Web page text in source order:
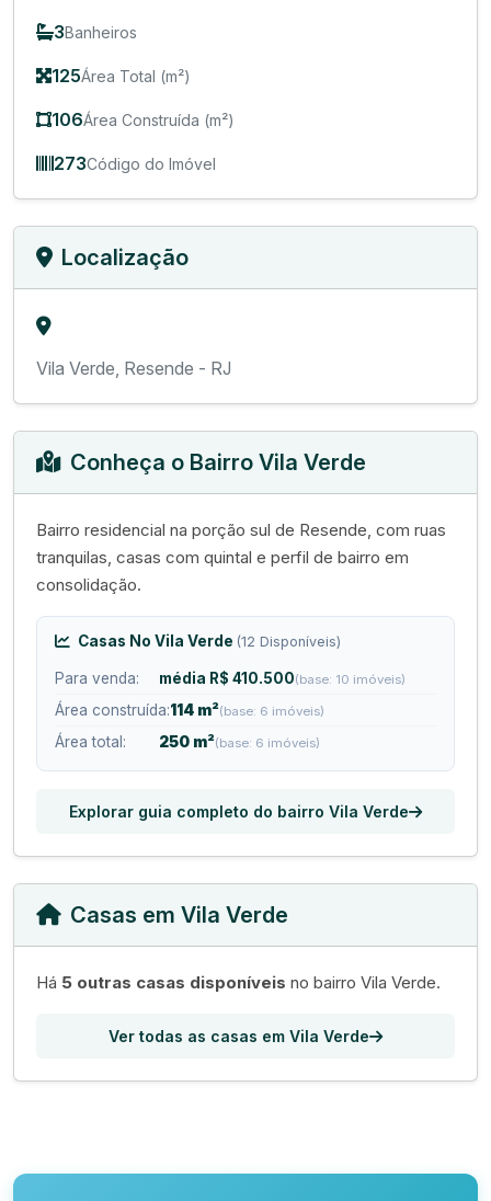
3Banheiros
125Área Total (m²)
106Área Construída (m²)
273Código do Imóvel
Localização
Vila Verde, Resende - RJ
Conheça o Bairro Vila Verde
Bairro residencial na porção sul de Resende, com ruas
tranquilas, casas com quintal e perfil de bairro em
consolidação.
Casas No Vila Verde (12 Disponíveis)
Para venda: média R$ 410.500(base: 10 imóveis)
Área construída:114 m²(base: 6 imóveis)
Área total: 250 m²(base: 6 imóveis)
Explorar guia completo do bairro Vila Verde
Casas em Vila Verde
Há 5 outras casas disponíveis no bairro Vila Verde.
Ver todas as casas em Vila Verde